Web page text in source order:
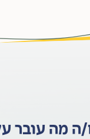
ה מה עובר